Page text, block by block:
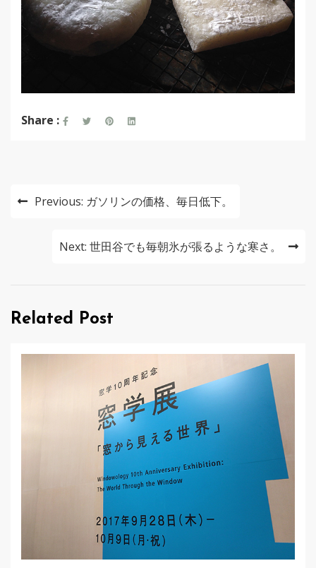
Share :
投
ー
Previous: ガソリンの価格、毎日低下。
Next: 世田谷でも毎朝氷が張るような寒さ。
Related Post